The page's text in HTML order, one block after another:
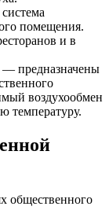
помещения.
и в
предназначены
воздухообмен
температуру.
общественного